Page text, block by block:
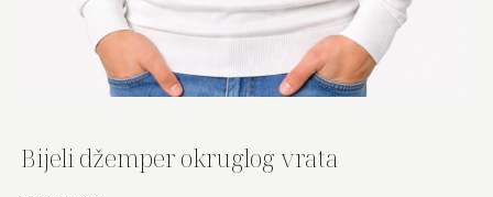
Bijeli džemper okruglog vrata